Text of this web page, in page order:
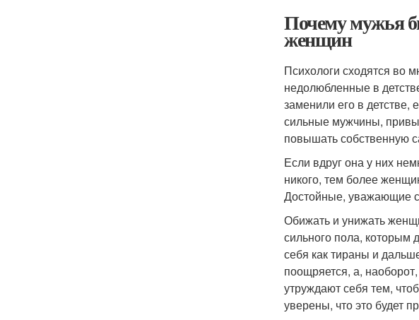
Почему мужья
женщин
Психологи сходятся во
недолюбленные в
заменили его в
сильные мужчины,
повышать собственную
Если вдруг она у них
никого, тем более
Достойные, уважающие
Обижать и унижать
сильного пола, которым
себя как тираны и
поощряется, а,
утруждают себя тем,
уверены, что это будет